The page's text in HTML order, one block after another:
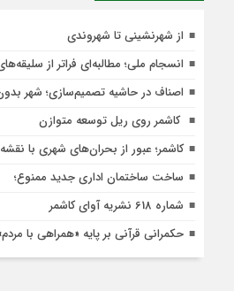
از شهرنشینی تا شهروندی
انسجام ملی؛ مطالبه‌ای فراتر از
اصناف در حاشیه تصمیم‌سازی؛ شهر
کاشمر روی ریل توسعه متوازن
کاشمر؛ عبور از بحران‌های شهری با
ساخت ساختمان اداری جدید ممنوع؛
شماره 618 نشریه آوای کاشمر
حکمرانی قرآنی بر پایه «همراهی با